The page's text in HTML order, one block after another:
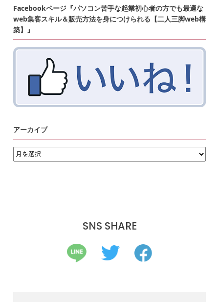
Facebookページ『パソコン苦手な起業初心者の方でも最適な
web集客スキル＆販売方法を身につけられる【二人三脚web構
築】』
アーカイブ
ア
ー
カ
SNS SHARE